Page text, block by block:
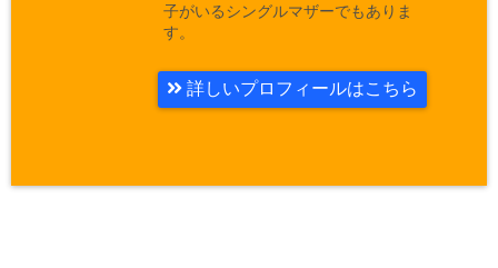
子がいるシングルマザーでもありま
す。
詳しいプロフィールはこちら